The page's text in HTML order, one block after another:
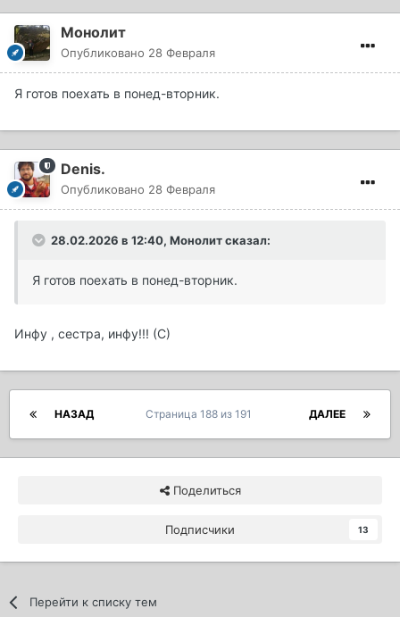
Монолит
Опубликовано 28 Февраля
Я готов поехать в понед-вторник.
Denis.
Опубликовано 28 Февраля
28.02.2026 в 12:40, Монолитсказал:
Я готов поехать в понед-вторник.
Инфу , сестра, инфу!!! (С)
НАЗАД ДАЛЕЕ
Страница 188 из 191
Поделиться
Подписчики 13
Перейти к списку тем